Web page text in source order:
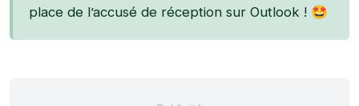
place de l’accusé de réception sur Outlook ! 🤩